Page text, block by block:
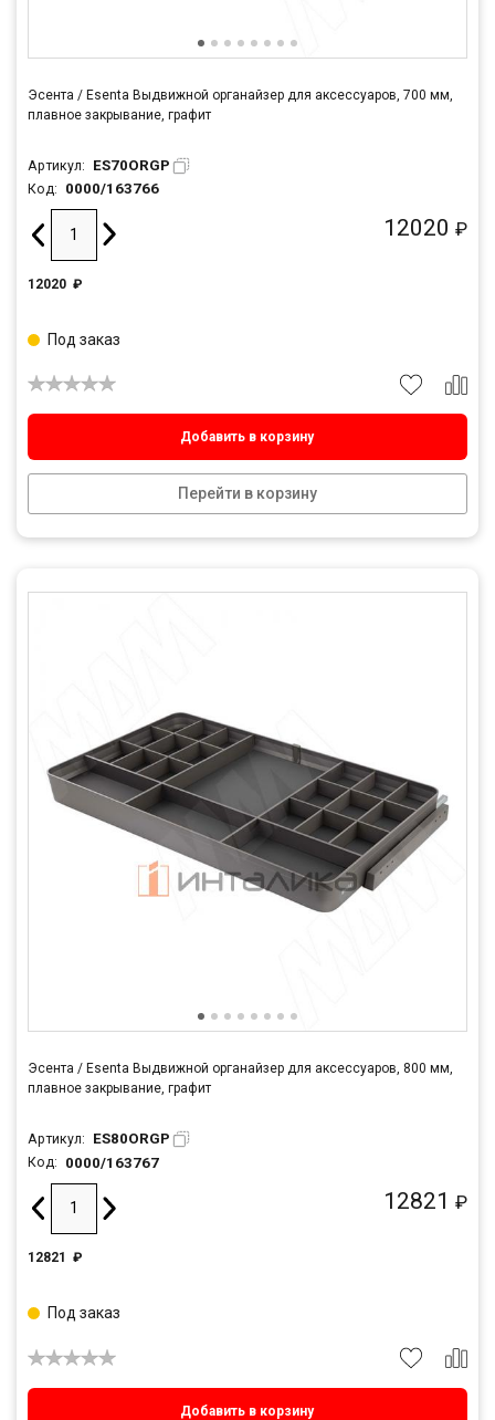
Эсента / Esenta Выдвижной органайзер для аксессуаров, 700 мм,
плавное закрывание, графит
Артикул: ES70ORGP
Код: 0000/163766
12020 ₽
12020 ₽
Добавить в корзину
Перейти в корзину
Под заказ
Эсента / Esenta Выдвижной органайзер для аксессуаров, 800 мм,
плавное закрывание, графит
Артикул: ES80ORGP
Код: 0000/163767
12821 ₽
12821 ₽
Добавить в корзину
Под заказ